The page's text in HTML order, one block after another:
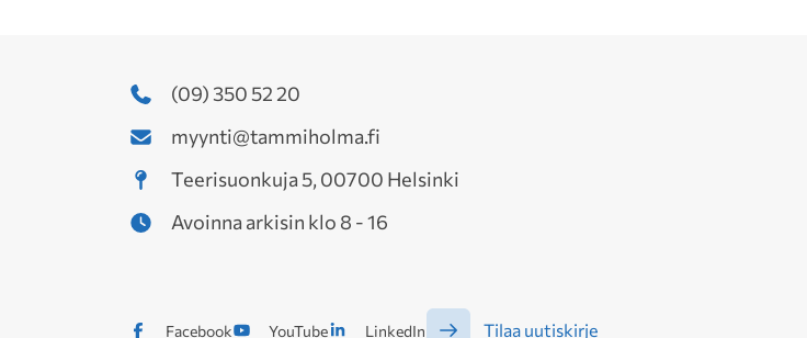
(09) 350 52 20
myynti@tammiholma.fi
Teerisuonkuja 5, 00700 Helsinki
Avoinna arkisin klo 8 - 16
Facebook YouTube LinkedIn Tilaa uutiskirje